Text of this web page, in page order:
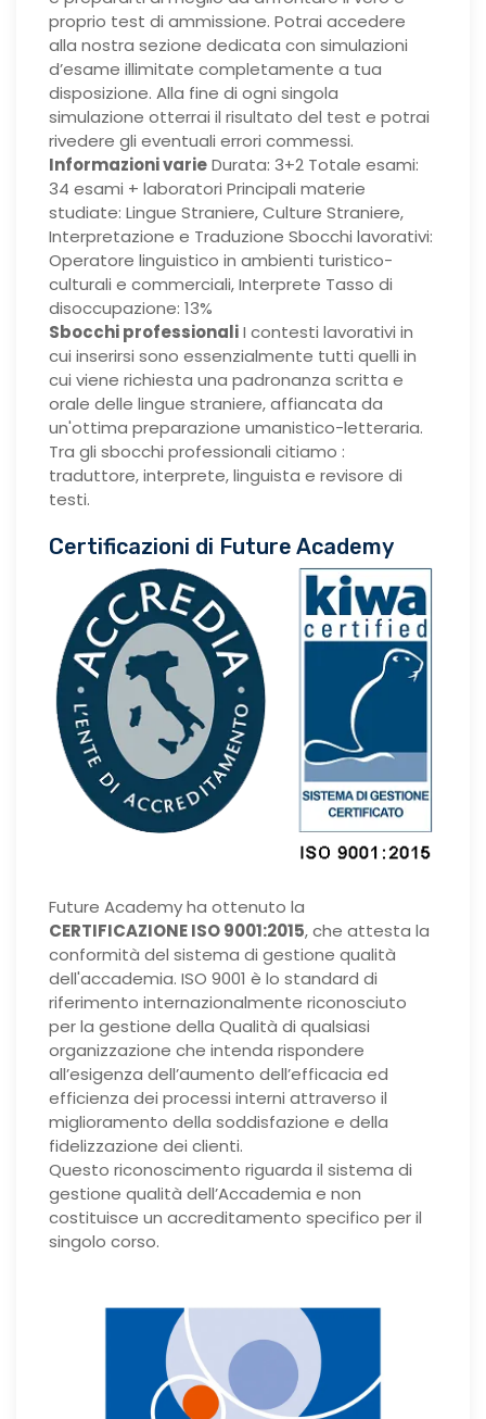
proprio test di ammissione. Potrai accedere
alla nostra sezione dedicata con simulazioni
d’esame illimitate completamente a tua
disposizione. Alla fine di ogni singola
simulazione otterrai il risultato del test e potrai
rivedere gli eventuali errori commessi.
Informazioni varieDurata: 3+2 Totale esami:
34 esami + laboratori Principali materie
studiate: Lingue Straniere, Culture Straniere,
Interpretazione e Traduzione Sbocchi lavorativi:
Operatore linguistico in ambienti turistico-
culturali e commerciali, Interprete Tasso di
disoccupazione: 13%
Sbocchi professionaliI contesti lavorativi in
cui inserirsi sono essenzialmente tutti quelli in
cui viene richiesta una padronanza scritta e
orale delle lingue straniere, affiancata da
un'ottima preparazione umanistico-letteraria.
Tra gli sbocchi professionali citiamo :
traduttore, interprete, linguista e revisore di
testi.
Certificazioni di Future Academy
Future Academy ha ottenuto la
CERTIFICAZIONE ISO 9001:2015, che attesta la
conformità del sistema di gestione qualità
dell'accademia. ISO 9001 è lo standard di
riferimento internazionalmente riconosciuto
per la gestione della Qualità di qualsiasi
organizzazione che intenda rispondere
all’esigenza dell’aumento dell’efficacia ed
efficienza dei processi interni attraverso il
miglioramento della soddisfazione e della
fidelizzazione dei clienti.
Questo riconoscimento riguarda il sistema di
gestione qualità dell’Accademia e non
costituisce un accreditamento specifico per il
singolo corso.